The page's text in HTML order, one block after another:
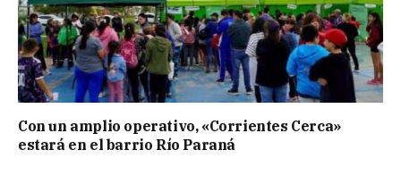
Con un amplio operativo, «Corrientes Cerca»
estará en el barrio Río Paraná